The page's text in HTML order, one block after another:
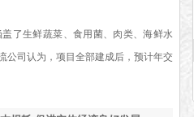
了生鲜蔬菜、食用菌、肉类、海鲜水
公司 认为，项目全部建成后，预计年交